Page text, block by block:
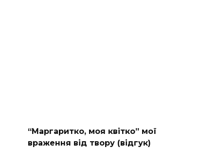
“Маргаритко, моя квітко” мої
враження від твору (відгук)